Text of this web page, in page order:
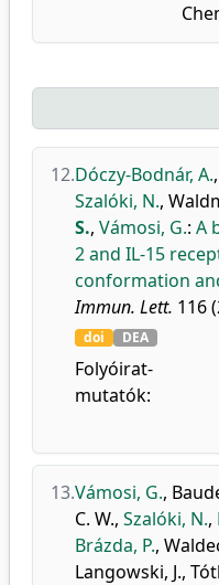
12.Dóczy-Bodnár, A.,
Szalóki, N.,
S., Vámosi, G.: A
2 and IL-15
conformation
Immun. Lett. 116
doi DEA
Folyóirat-
mutatók:
13.Vámosi, G.,
C. W., Szalóki, N.,
Brázda, P.,
Langowski, J.,